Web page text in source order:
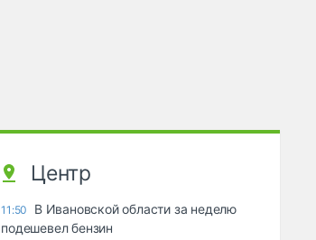
Центр
11:50
В Ивановской области за неделю
подешевел бензин